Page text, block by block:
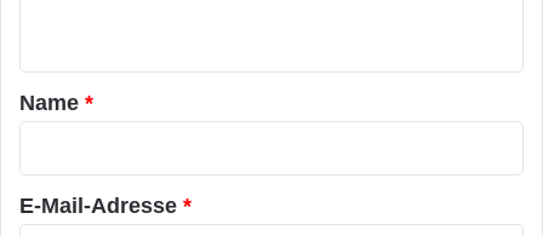
a
r
*
Name *
E-Mail-Adresse *